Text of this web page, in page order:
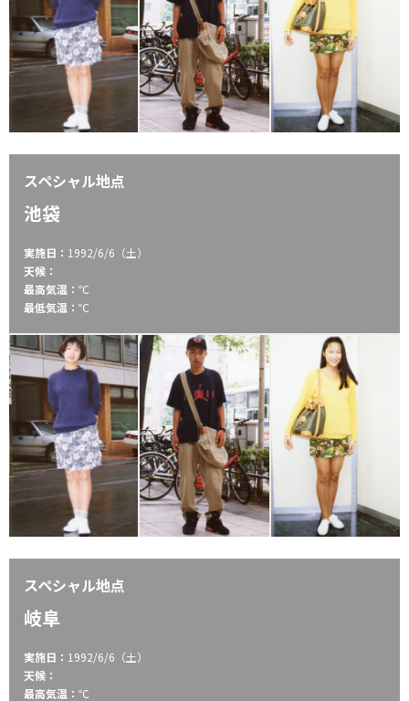
スペシャル地点
池袋
実施日： 1992/6/6（土）
天候：
最高気温： ℃
最低気温： ℃
スペシャル地点
岐阜
実施日： 1992/6/6（土）
天候：
最高気温： ℃